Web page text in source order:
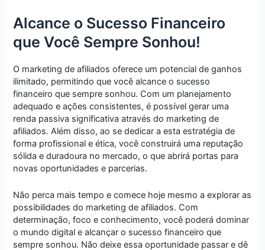
Alcance o Sucesso Financeiro
que Você Sempre Sonhou!
O marketing de afiliados oferece um potencial de ganhos
ilimitado, permitindo que você alcance o sucesso
financeiro que sempre sonhou. Com um planejamento
adequado e ações consistentes, é possível gerar uma
renda passiva significativa através do marketing de
afiliados. Além disso, ao se dedicar a esta estratégia de
forma profissional e ética, você construirá uma reputação
sólida e duradoura no mercado, o que abrirá portas para
novas oportunidades e parcerias.
Não perca mais tempo e comece hoje mesmo a explorar as
possibilidades do marketing de afiliados. Com
determinação, foco e conhecimento, você poderá dominar
o mundo digital e alcançar o sucesso financeiro que
sempre sonhou. Não deixe essa oportunidade passar e dê